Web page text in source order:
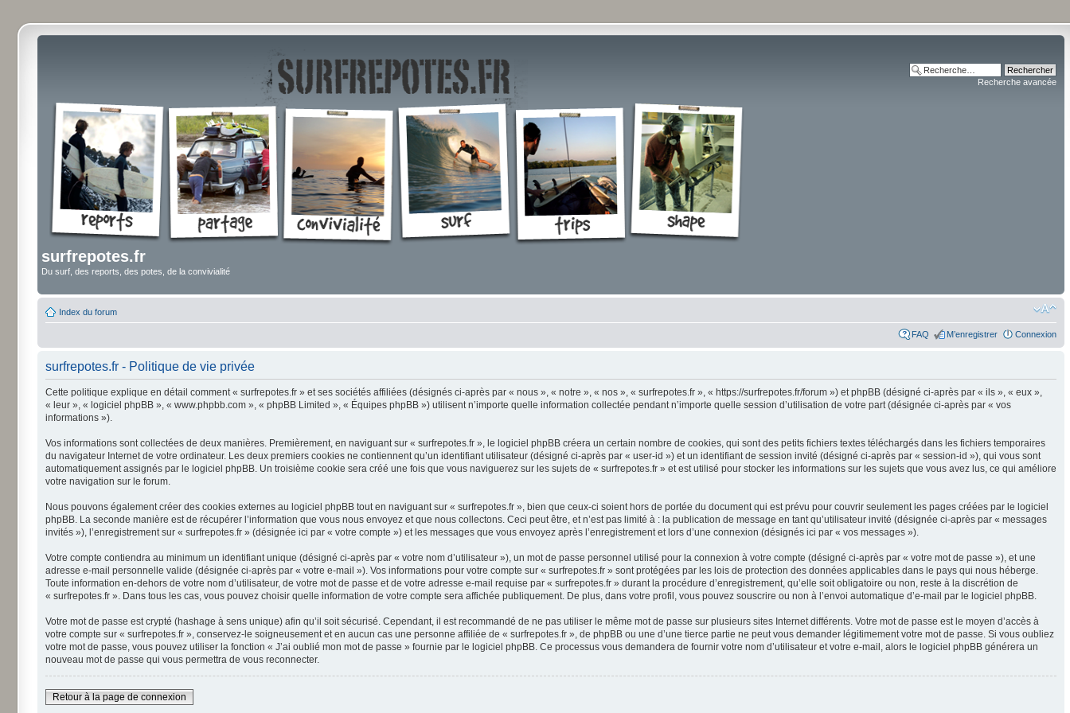
surfrepotes.fr
Du surf, des reports, des potes, de la convivialité
Recherche avancée
Index du forum
FAQ M’enregistrer Connexion
surfrepotes.fr - Politique de vie privée
Cette politique explique en détail comment « surfrepotes.fr » et ses sociétés affiliées (désignés ci-après par « nous », « notre », « nos », « surfrepotes.fr », « https://surfrepotes.fr/forum ») et phpBB (désigné ci-après par « ils », « eux »,
« leur », « logiciel phpBB », « www.phpbb.com », « phpBB Limited », « Équipes phpBB ») utilisent n’importe quelle information collectée pendant n’importe quelle session d’utilisation de votre part (désignée ci-après par « vos
informations »).
Vos informations sont collectées de deux manières. Premièrement, en naviguant sur « surfrepotes.fr », le logiciel phpBB créera un certain nombre de cookies, qui sont des petits fichiers textes téléchargés dans les fichiers temporaires
du navigateur Internet de votre ordinateur. Les deux premiers cookies ne contiennent qu’un identifiant utilisateur (désigné ci-après par « user-id ») et un identifiant de session invité (désigné ci-après par « session-id »), qui vous sont
automatiquement assignés par le logiciel phpBB. Un troisième cookie sera créé une fois que vous naviguerez sur les sujets de « surfrepotes.fr » et est utilisé pour stocker les informations sur les sujets que vous avez lus, ce qui améliore
votre navigation sur le forum.
Nous pouvons également créer des cookies externes au logiciel phpBB tout en naviguant sur « surfrepotes.fr », bien que ceux-ci soient hors de portée du document qui est prévu pour couvrir seulement les pages créées par le logiciel
phpBB. La seconde manière est de récupérer l’information que vous nous envoyez et que nous collectons. Ceci peut être, et n’est pas limité à : la publication de message en tant qu’utilisateur invité (désignée ci-après par « messages
invités »), l’enregistrement sur « surfrepotes.fr » (désignée ici par « votre compte ») et les messages que vous envoyez après l’enregistrement et lors d’une connexion (désignés ici par « vos messages »).
Votre compte contiendra au minimum un identifiant unique (désigné ci-après par « votre nom d’utilisateur »), un mot de passe personnel utilisé pour la connexion à votre compte (désigné ci-après par « votre mot de passe »), et une
adresse e-mail personnelle valide (désignée ci-après par « votre e-mail »). Vos informations pour votre compte sur « surfrepotes.fr » sont protégées par les lois de protection des données applicables dans le pays qui nous héberge.
Toute information en-dehors de votre nom d’utilisateur, de votre mot de passe et de votre adresse e-mail requise par « surfrepotes.fr » durant la procédure d’enregistrement, qu’elle soit obligatoire ou non, reste à la discrétion de
« surfrepotes.fr ». Dans tous les cas, vous pouvez choisir quelle information de votre compte sera affichée publiquement. De plus, dans votre profil, vous pouvez souscrire ou non à l’envoi automatique d’e-mail par le logiciel phpBB.
Votre mot de passe est crypté (hashage à sens unique) afin qu’il soit sécurisé. Cependant, il est recommandé de ne pas utiliser le même mot de passe sur plusieurs sites Internet différents. Votre mot de passe est le moyen d’accès à
votre compte sur « surfrepotes.fr », conservez-le soigneusement et en aucun cas une personne affiliée de « surfrepotes.fr », de phpBB ou une d’une tierce partie ne peut vous demander légitimement votre mot de passe. Si vous oubliez
votre mot de passe, vous pouvez utiliser la fonction « J’ai oublié mon mot de passe » fournie par le logiciel phpBB. Ce processus vous demandera de fournir votre nom d’utilisateur et votre e-mail, alors le logiciel phpBB générera un
nouveau mot de passe qui vous permettra de vous reconnecter.
Retour à la page de connexion